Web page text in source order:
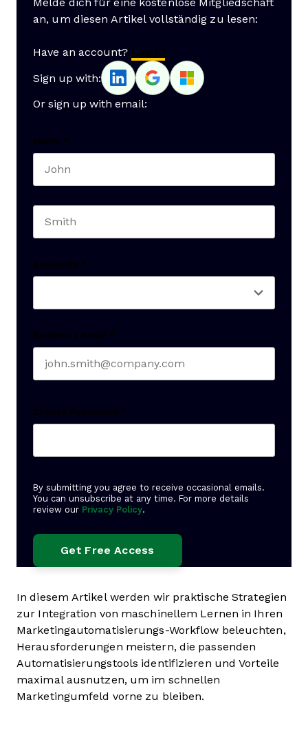
Melde dich für eine kostenlose Mitgliedschaft
an, um diesen Artikel vollständig zu lesen:
Have an account? Log In
Sign up with:
Or sign up with email:
Name *
Seniority *
Business email *
Create Password *
By submitting you agree to receive occasional emails.
You can unsubscribe at any time. For more details
review our Privacy Policy.
In diesem Artikel werden wir praktische Strategien
zur Integration von maschinellem Lernen in Ihren
Marketingautomatisierungs-Workflow beleuchten,
Herausforderungen meistern, die passenden
Automatisierungstools identifizieren und Vorteile
maximal ausnutzen, um im schnellen
Marketingumfeld vorne zu bleiben.